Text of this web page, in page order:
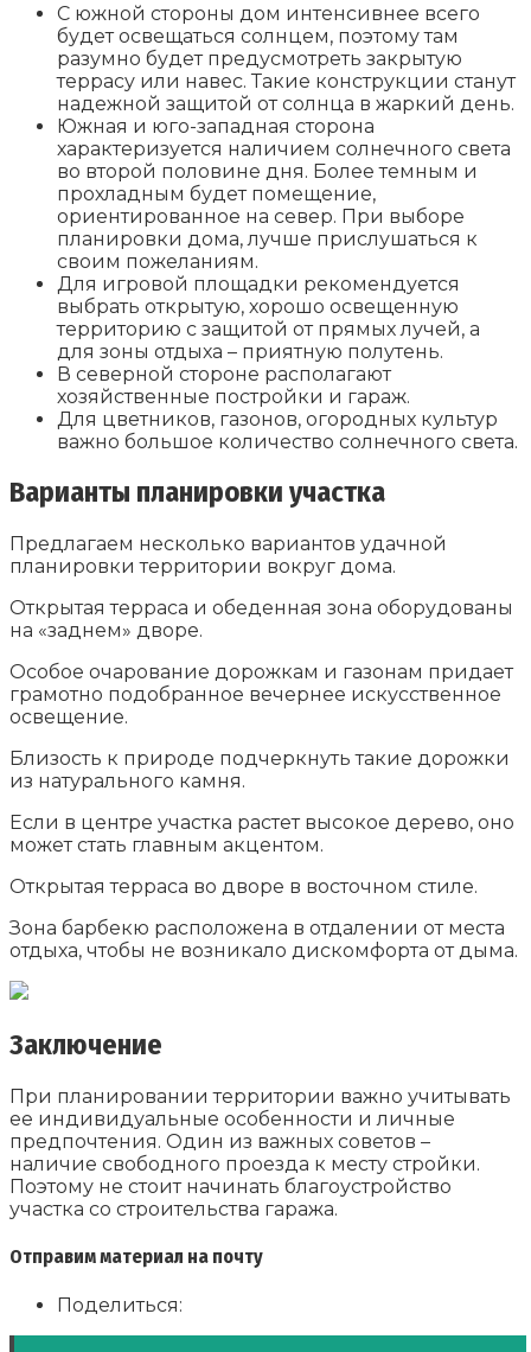
С южной стороны дом интенсивнее всего
будет освещаться солнцем, поэтому там
разумно будет предусмотреть закрытую
террасу или навес. Такие конструкции станут
надежной защитой от солнца в жаркий день.
Южная и юго-западная сторона
характеризуется наличием солнечного света
во второй половине дня. Более темным и
прохладным будет помещение,
ориентированное на север. При выборе
планировки дома, лучше прислушаться к
своим пожеланиям.
Для игровой площадки рекомендуется
выбрать открытую, хорошо освещенную
территорию с защитой от прямых лучей, а
для зоны отдыха – приятную полутень.
В северной стороне располагают
хозяйственные постройки и гараж.
Для цветников, газонов, огородных культур
важно большое количество солнечного света.
Варианты планировки участка
Предлагаем несколько вариантов удачной
планировки территории вокруг дома.
Открытая терраса и обеденная зона оборудованы
на «заднем» дворе.
Особое очарование дорожкам и газонам придает
грамотно подобранное вечернее искусственное
освещение.
Близость к природе подчеркнуть такие дорожки
из натурального камня.
Если в центре участка растет высокое дерево, оно
может стать главным акцентом.
Открытая терраса во дворе в восточном стиле.
Зона барбекю расположена в отдалении от места
отдыха, чтобы не возникало дискомфорта от дыма.
Заключение
При планировании территории важно учитывать
ее индивидуальные особенности и личные
предпочтения. Один из важных советов –
наличие свободного проезда к месту стройки.
Поэтому не стоит начинать благоустройство
участка со строительства гаража.
Отправим материал на почту
Поделиться: